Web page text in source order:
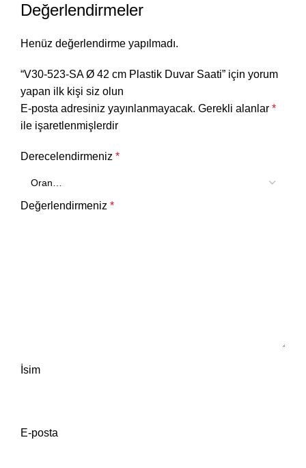
Değerlendirmeler
Henüz değerlendirme yapılmadı.
“V30-523-SA Ø 42 cm Plastik Duvar Saati” için yorum
yapan ilk kişi siz olun
E-posta adresiniz yayınlanmayacak. Gerekli alanlar *
ile işaretlenmişlerdir
Derecelendirmeniz *
Değerlendirmeniz *
İsim
E-posta